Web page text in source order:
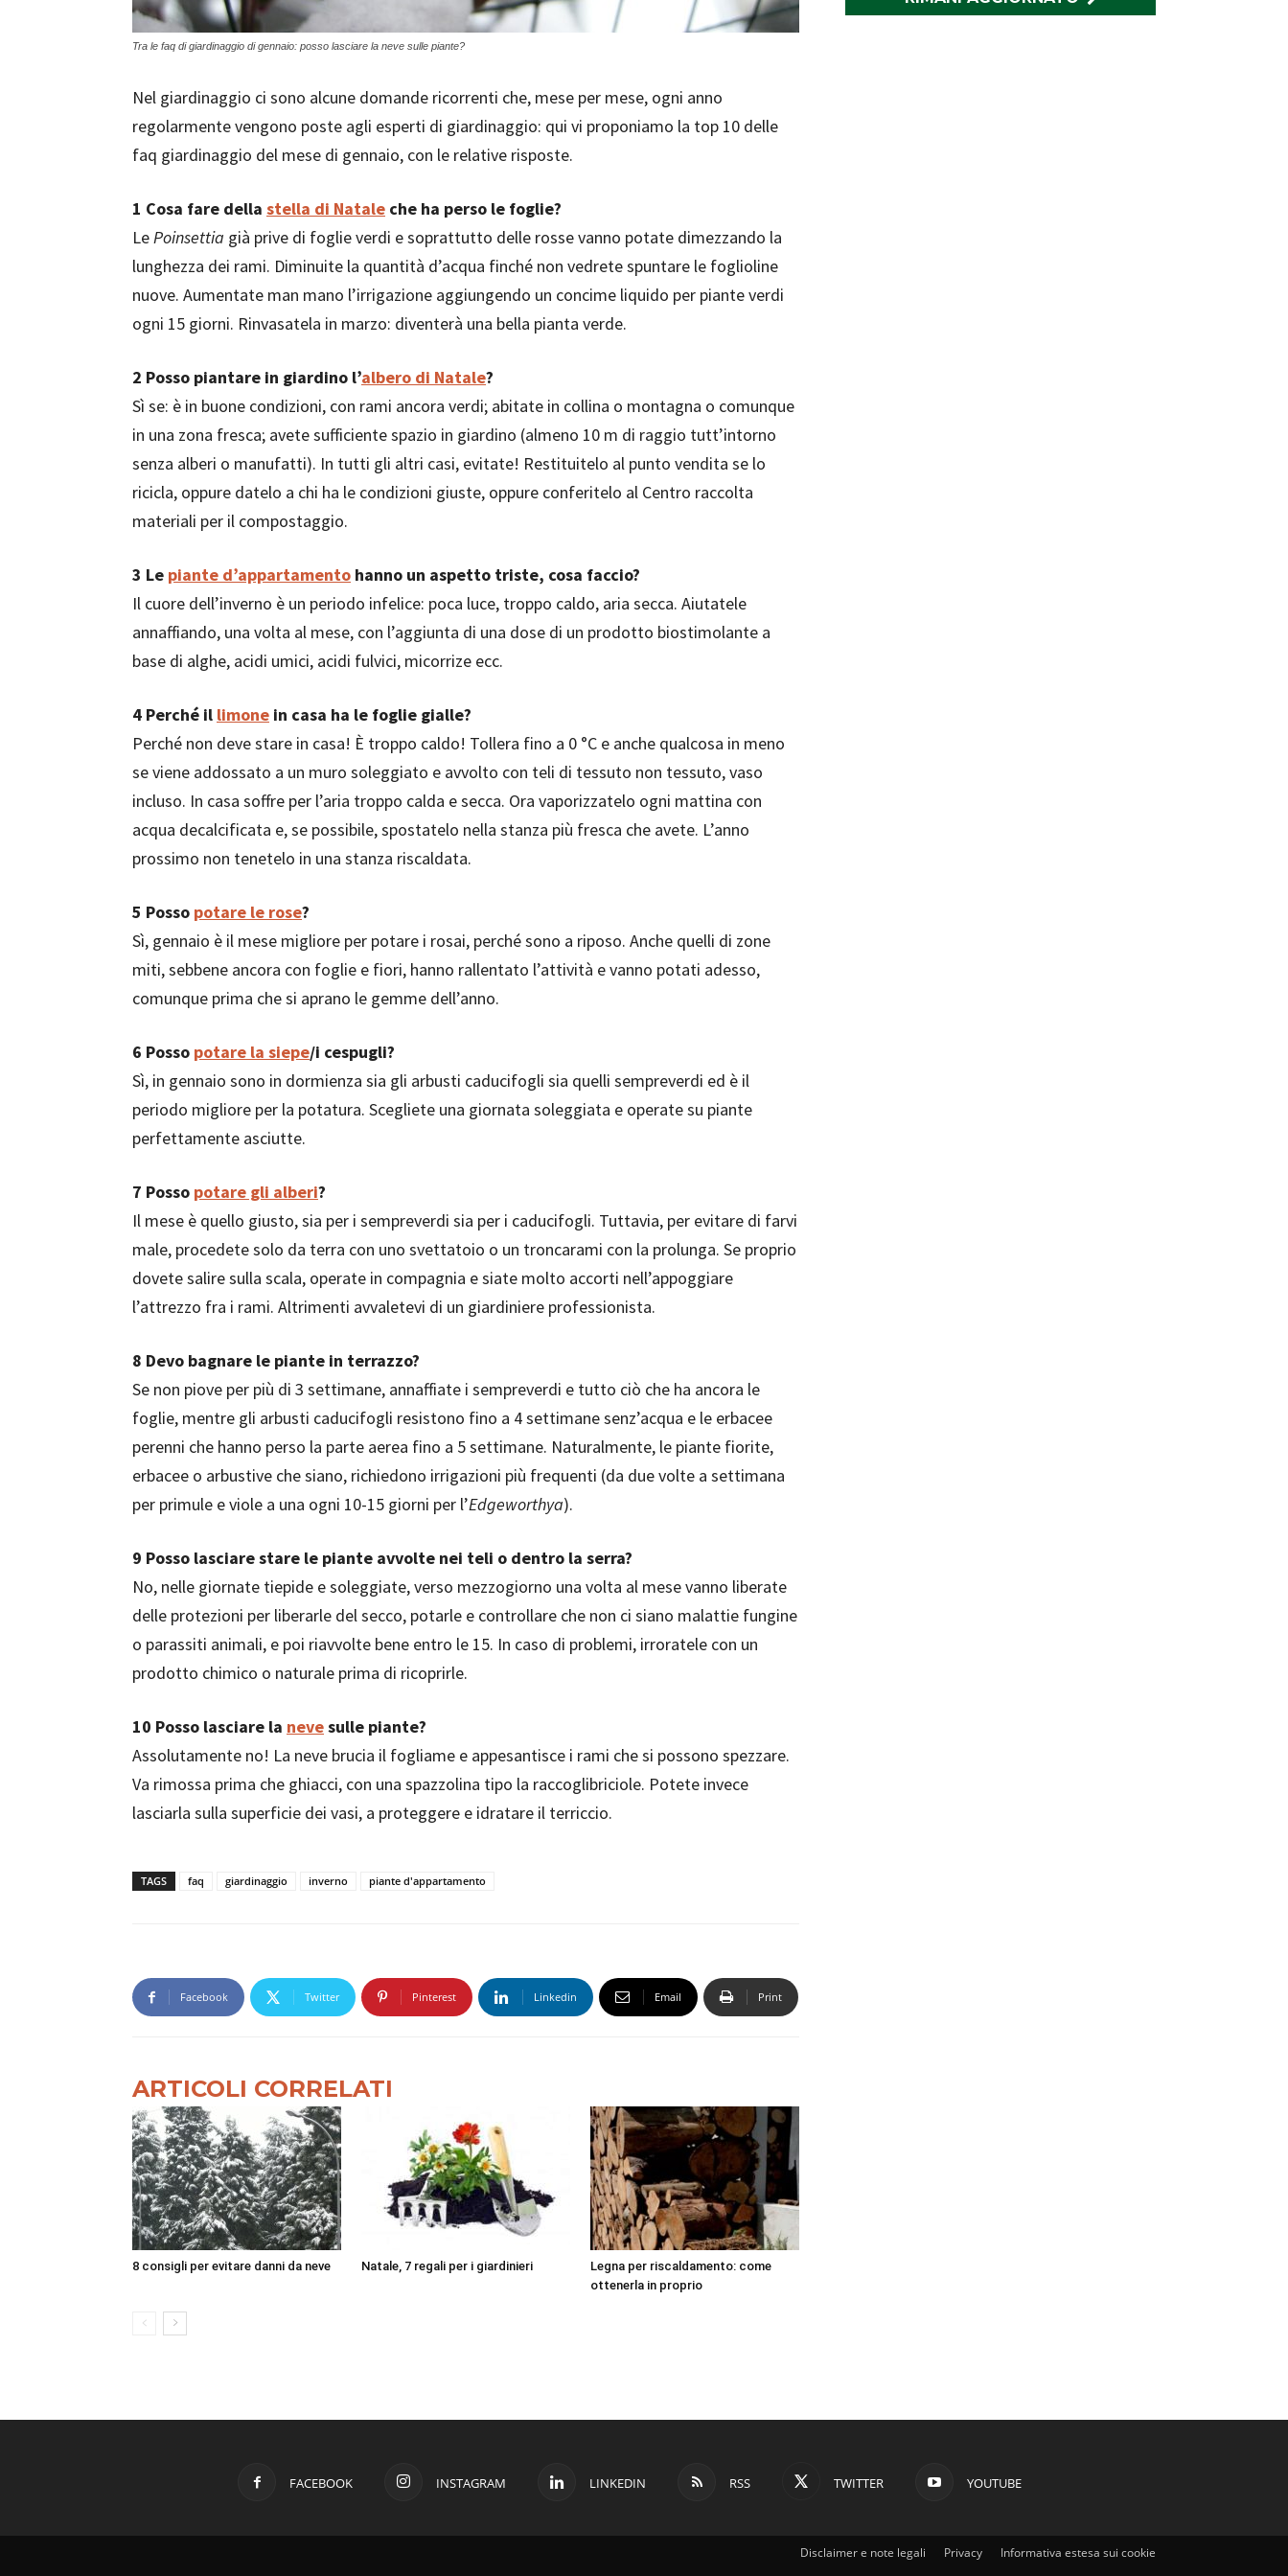
Tra le faq di giardinaggio di gennaio: posso lasciare la neve sulle piante?
Nel giardinaggio ci sono alcune domande ricorrenti che, mese per mese, ogni anno
regolarmente vengono poste agli esperti di giardinaggio: qui vi proponiamo la top 10 delle
faq giardinaggio del mese di gennaio, con le relative risposte.
1 Cosa fare della stella di Natale che ha perso le foglie?
LePoinsettia già prive di foglie verdi e soprattutto delle rosse vanno potate dimezzando la
lunghezza dei rami. Diminuite la quantità d’acqua finché non vedrete spuntare le foglioline
nuove. Aumentate man mano l’irrigazione aggiungendo un concime liquido per piante verdi
ogni 15 giorni. Rinvasatela in marzo: diventerà una bella pianta verde.
2 Posso piantare in giardino l’albero di Natale?
Sì se: è in buone condizioni, con rami ancora verdi; abitate in collina o montagna o comunque
in una zona fresca; avete sufficiente spazio in giardino (almeno 10 m di raggio tutt’intorno
senza alberi o manufatti). In tutti gli altri casi, evitate! Restituitelo al punto vendita se lo
ricicla, oppure datelo a chi ha le condizioni giuste, oppure conferitelo al Centro raccolta
materiali per il compostaggio.
3 Le piante d’appartamento hanno un aspetto triste, cosa faccio?
Il cuore dell’inverno è un periodo infelice: poca luce, troppo caldo, aria secca. Aiutatele
annaffiando, una volta al mese, con l’aggiunta di una dose di un prodotto biostimolante a
base di alghe, acidi umici, acidi fulvici, micorrize ecc.
4 Perché il limone in casa ha le foglie gialle?
Perché non deve stare in casa! È troppo caldo! Tollera fino a 0 °C e anche qualcosa in meno
se viene addossato a un muro soleggiato e avvolto con teli di tessuto non tessuto, vaso
incluso. In casa soffre per l’aria troppo calda e secca. Ora vaporizzatelo ogni mattina con
acqua decalcificata e, se possibile, spostatelo nella stanza più fresca che avete. L’anno
prossimo non tenetelo in una stanza riscaldata.
5 Posso potare le rose?
Sì, gennaio è il mese migliore per potare i rosai, perché sono a riposo. Anche quelli di zone
miti, sebbene ancora con foglie e fiori, hanno rallentato l’attività e vanno potati adesso,
comunque prima che si aprano le gemme dell’anno.
6 Posso potare la siepe/i cespugli?
Sì, in gennaio sono in dormienza sia gli arbusti caducifogli sia quelli sempreverdi ed è il
periodo migliore per la potatura. Scegliete una giornata soleggiata e operate su piante
perfettamente asciutte.
7 Posso potare gli alberi?
Il mese è quello giusto, sia per i sempreverdi sia per i caducifogli. Tuttavia, per evitare di farvi
male, procedete solo da terra con uno svettatoio o un troncarami con la prolunga. Se proprio
dovete salire sulla scala, operate in compagnia e siate molto accorti nell’appoggiare
l’attrezzo fra i rami. Altrimenti avvaletevi di un giardiniere professionista.
8 Devo bagnare le piante in terrazzo?
Se non piove per più di 3 settimane, annaffiate i sempreverdi e tutto ciò che ha ancora le
foglie, mentre gli arbusti caducifogli resistono fino a 4 settimane senz’acqua e le erbacee
perenni che hanno perso la parte aerea fino a 5 settimane. Naturalmente, le piante fiorite,
erbacee o arbustive che siano, richiedono irrigazioni più frequenti (da due volte a settimana
per primule e viole a una ogni 10-15 giorni per l’Edgeworthya).
9 Posso lasciare stare le piante avvolte nei teli o dentro la serra?
No, nelle giornate tiepide e soleggiate, verso mezzogiorno una volta al mese vanno liberate
delle protezioni per liberarle del secco, potarle e controllare che non ci siano malattie fungine
o parassiti animali, e poi riavvolte bene entro le 15. In caso di problemi, irroratele con un
prodotto chimico o naturale prima di ricoprirle.
10 Posso lasciare la nevesulle piante?
Assolutamente no! La neve brucia il fogliame e appesantisce i rami che si possono spezzare.
Va rimossa prima che ghiacci, con una spazzolina tipo la raccoglibriciole. Potete invece
lasciarla sulla superficie dei vasi, a proteggere e idratare il terriccio.
TAGS faq giardinaggio inverno piante d'appartamento
Facebook Twitter Pinterest Linkedin Email Print
ARTICOLI CORRELATI
8 consigli per evitare danni da neve Natale, 7 regali per i giardinieri
Legna per riscaldamento: come
ottenerla in proprio
FACEBOOK INSTAGRAM LINKEDIN RSS TWITTER YOUTUBE
Disclaimer e note legali Privacy Informativa estesa sui cookie